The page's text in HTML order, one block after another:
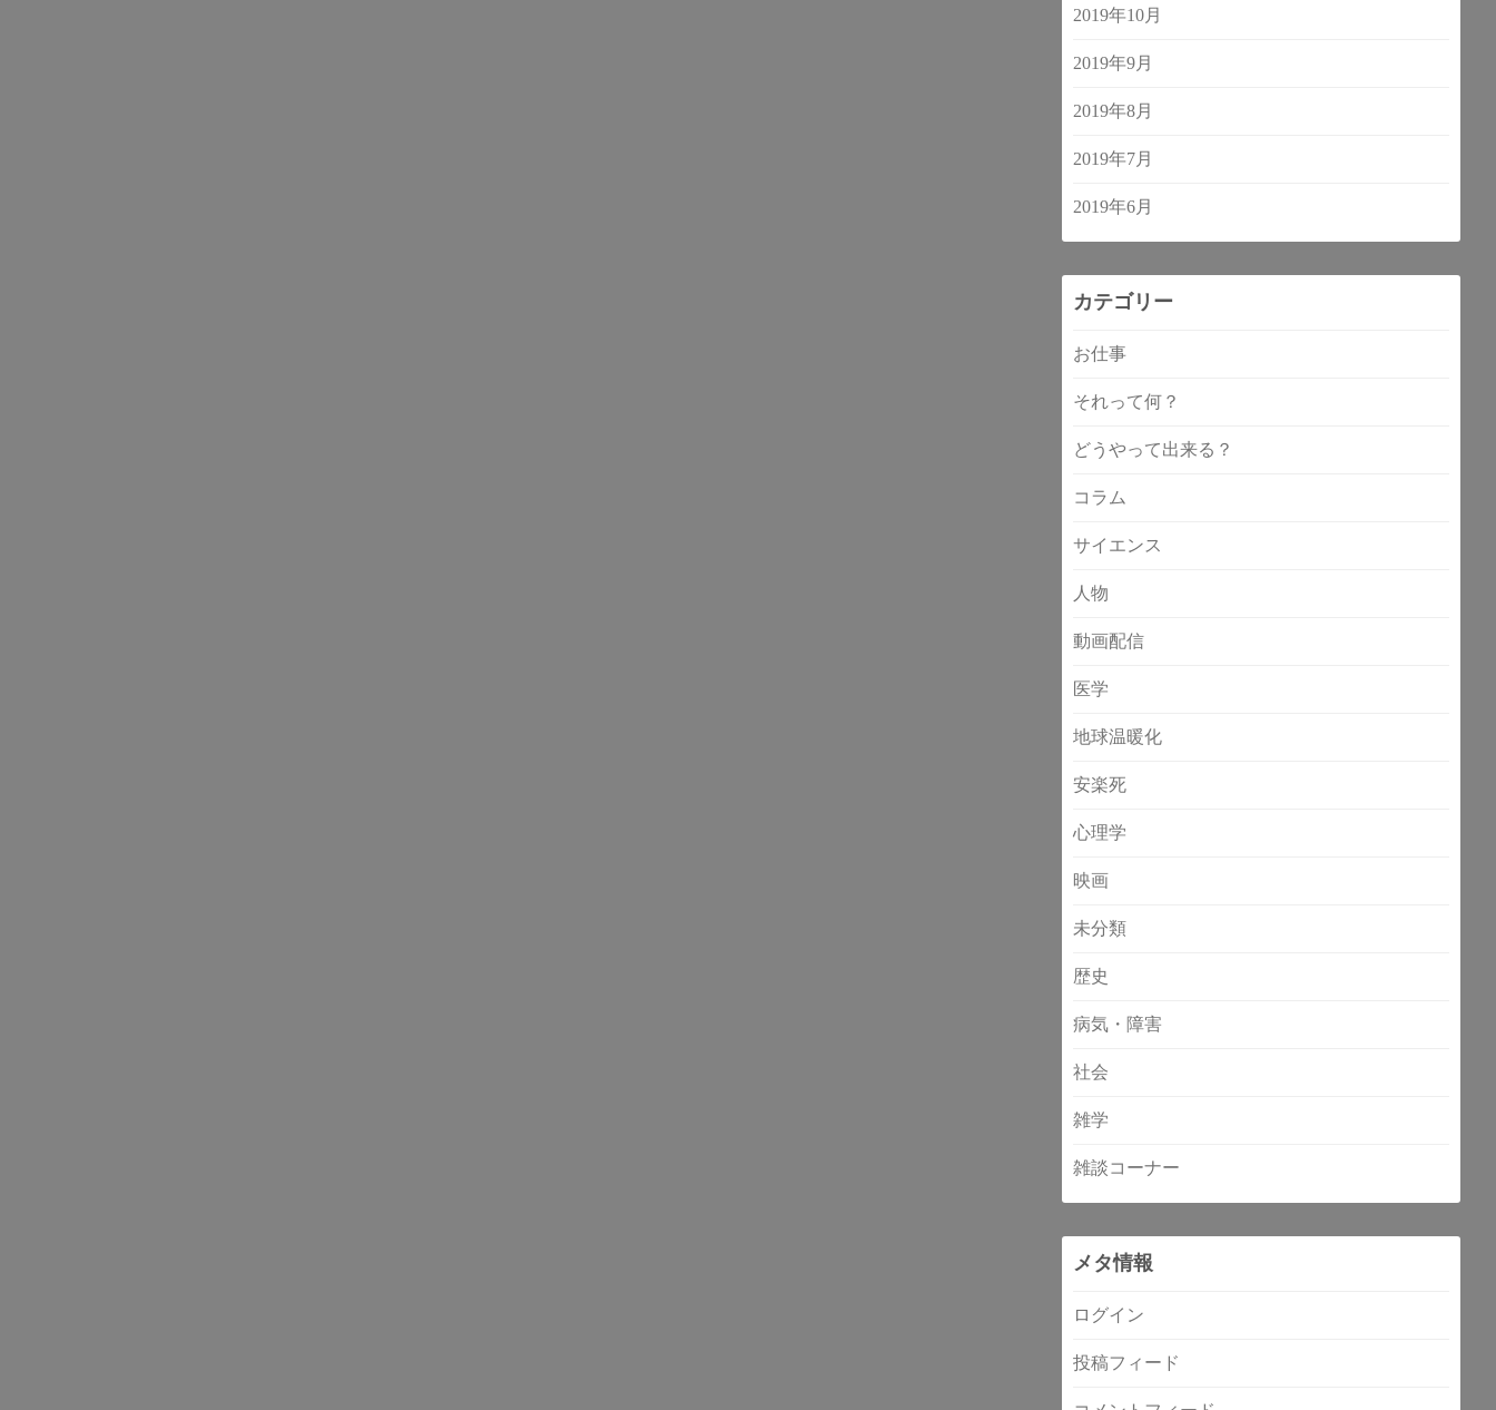
2019年10月
2019年9月
2019年8月
2019年7月
2019年6月
カテゴリー
お仕事
それって何？
どうやって出来る？
コラム
サイエンス
人物
動画配信
医学
地球温暖化
安楽死
心理学
映画
未分類
歴史
病気・障害
社会
雑学
雑談コーナー
メタ情報
ログイン
投稿フィード